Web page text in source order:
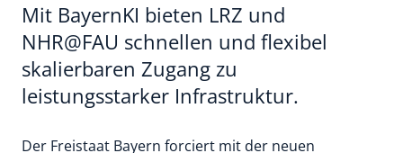
Mit BayernKI bieten LRZ und
NHR@FAU schnellen und flexibel
skalierbaren Zugang zu
leistungsstarker Infrastruktur.
Der Freistaat Bayern forciert mit der neuen